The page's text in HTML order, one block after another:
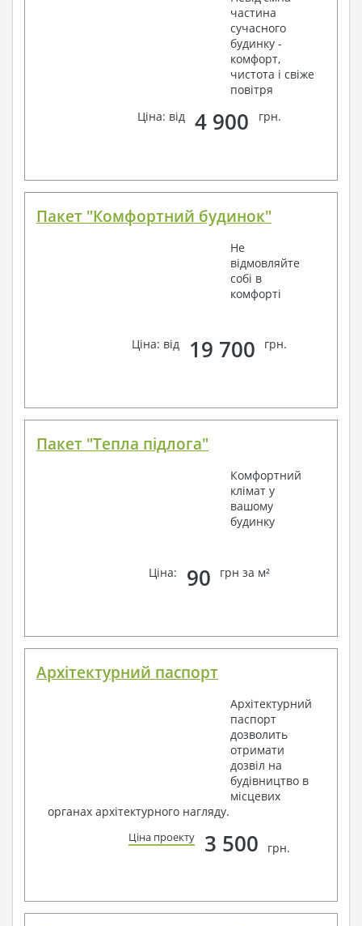
частина
сучасного
будинку -
комфорт,
чистота і свіже
повітря
Ціна: від
4 900 грн.
Пакет "Комфортний будинок"
Не
відмовляйте
собі в
комфорті
Ціна: від 19 700 грн.
Пакет "Тепла підлога"
Комфортний
клімат у
вашому
будинку
Ціна: 90 грн за м²
Архітектурний паспорт
Архітектурний
паспорт
дозволить
отримати
дозвіл на
будівництво в
місцевих
органах архітектурного нагляду.
Ціна проекту 3 500 грн.